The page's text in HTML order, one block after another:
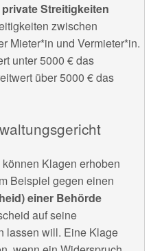
private Streitigkeiten
zwischen
Mieter*in und Vermieter*in.
unter 5000 € das
über 5000 € das
Klagen erhoben
Beispiel gegen einen
einer Behörde
auf seine
lassen will. Eine Klage